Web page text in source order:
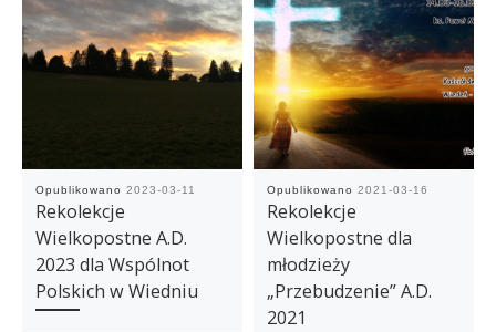
Opublikowano 2023-03-11
Rekolekcje
Wielkopostne A.D.
2023 dla Wspólnot
Polskich w Wiedniu
Opublikowano 2021-03-16
Rekolekcje
Wielkopostne dla
młodzieży
„Przebudzenie” A.D.
2021